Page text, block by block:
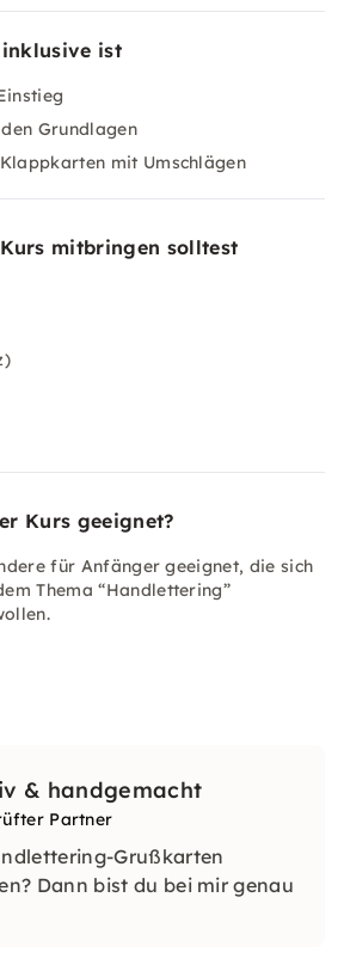
ist
Grundlagen
mit Umschlägen
mitbringen solltest
Kurs geeignet?
für Anfänger geeignet, die sich
Thema “Handlettering”
& handgemacht
Partner
Grußkarten
Dann bist du bei mir genau